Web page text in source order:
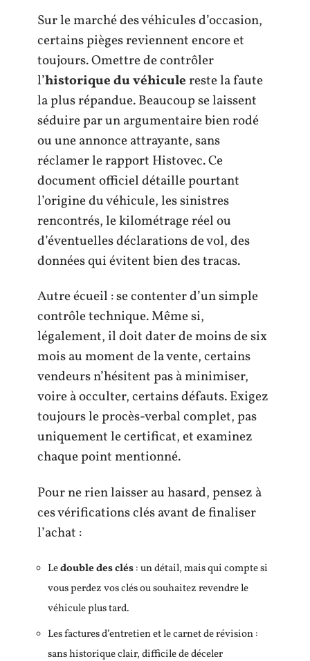
Sur le marché des véhicules d’occasion,
certains pièges reviennent encore et
toujours. Omettre de contrôler
l’historique du véhiculereste la faute
la plus répandue. Beaucoup se laissent
séduire par un argumentaire bien rodé
ou une annonce attrayante, sans
réclamer le rapport Histovec. Ce
document officiel détaille pourtant
l’origine du véhicule, les sinistres
rencontrés, le kilométrage réel ou
d’éventuelles déclarations de vol, des
données qui évitent bien des tracas.
Autre écueil : se contenter d’un simple
contrôle technique. Même si,
légalement, il doit dater de moins de six
mois au moment de la vente, certains
vendeurs n’hésitent pas à minimiser,
voire à occulter, certains défauts. Exigez
toujours le procès-verbal complet, pas
uniquement le certificat, et examinez
chaque point mentionné.
Pour ne rien laisser au hasard, pensez à
ces vérifications clés avant de finaliser
l’achat :
Ledouble des clés: un détail, mais qui compte si
vous perdez vos clés ou souhaitez revendre le
véhicule plus tard.
Les factures d’entretien et le carnet de révision :
sans historique clair, difficile de déceler